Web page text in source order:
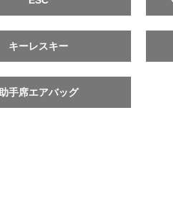
キーレスキー
助手席エアバッグ